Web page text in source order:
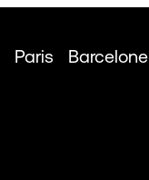
Paris Barcelone